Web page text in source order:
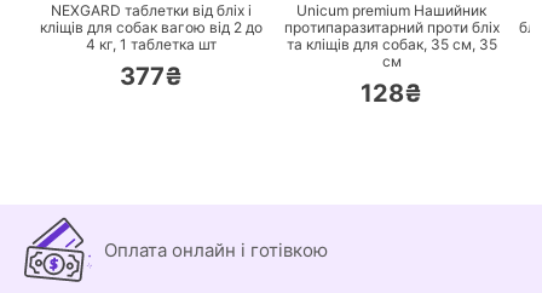
NEXGARD таблетки від бліх і
кліщів для собак вагою від 2 до
4 кг, 1 таблетка шт
377₴
Unicum premium Нашийник
протипаразитарний проти бліх
та кліщів для собак, 35 см, 35
см
128₴
Оплата онлайн і готівкою